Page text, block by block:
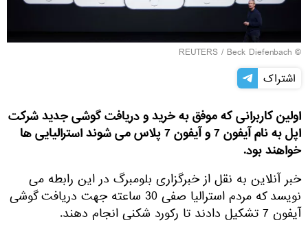
©
REUTERS / Beck Diefenbach
اشتراک
اولین کاربرانی که موفق به خرید و دریافت گوشی جدید شرکت
اپل به نام آیفون 7 و آیفون 7 پلاس می شوند استرالیایی ها
خواهند بود.
خبر آنلاین به نقل از خبرگزاری بلومبرگ در این رابطه می
نویسد که مردم استرالیا صفی 30 ساعته جهت دریافت گوشی
آیفون 7 تشکیل دادند تا رکورد شکنی انجام دهند.